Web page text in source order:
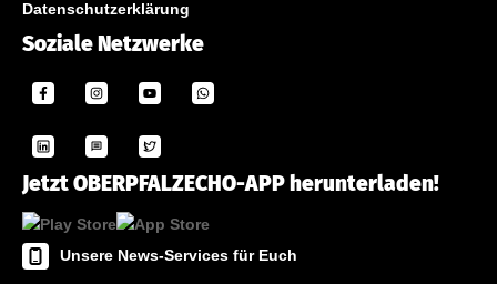
Datenschutzerklärung
Soziale Netzwerke
Jetzt OBERPFALZECHO-APP herunterladen!
Unsere News-Services für Euch